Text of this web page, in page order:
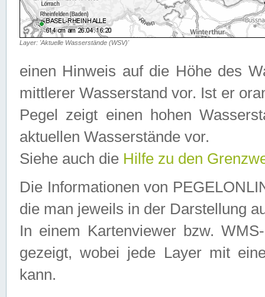
Layer: 'Aktuelle Wasserstände (WSV)'
einen Hinweis auf die Höhe des
mittlerer Wasserstand vor. Ist er
Pegel zeigt einen hohen
aktuellen Wasserstände vor.
Siehe auch die Hilfe zu den
Die Informationen von
die man jeweils in der Darstellung
In einem Kartenviewer bzw.
gezeigt, wobei jede Layer mit
kann.